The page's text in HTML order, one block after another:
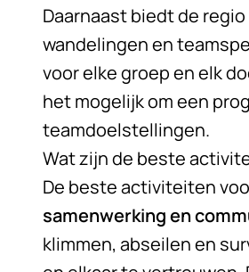
Daarnaast biedt de
wandelingen en
voor elke groep en elk
het mogelijk om een
teamdoelstellingen.
Wat zijn de beste
De beste activiteiten
samenwerking en
klimmen, abseilen en